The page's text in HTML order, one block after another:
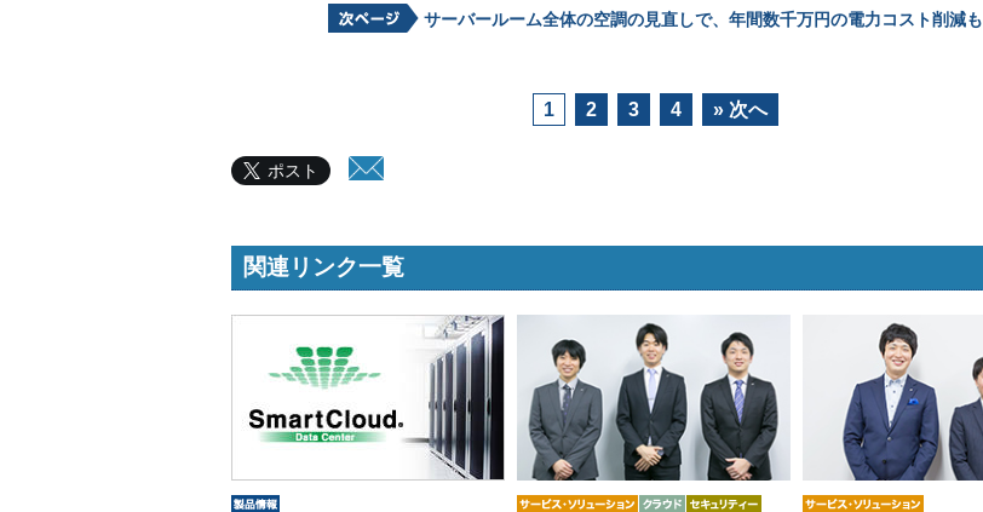
サーバールーム全体の空調の見直しで、年間数千万円の電力コスト削減も
1 2 3 4 » 次へ
ポスト
関連リンク一覧